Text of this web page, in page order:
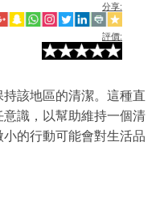
分享:
評價:
該地區的清潔。這種直
識，以幫助維持一個清
的行動可能會對生活品